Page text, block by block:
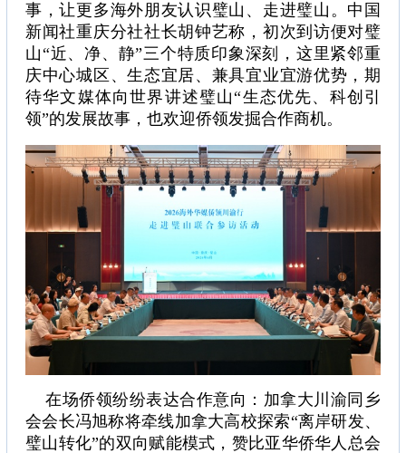
事，让更多海外朋友认识璧山、走进璧山。中国
新闻社重庆分社社长胡钟艺称，初次到访便对璧
山“近、净、静”三个特质印象深刻，这里紧邻重
庆中心城区、生态宜居、兼具宜业宜游优势，期
待华文媒体向世界讲述璧山“生态优先、科创引
领”的发展故事，也欢迎侨领发掘合作商机。
在场侨领纷纷表达合作意向：加拿大川渝同乡
会会长冯旭称将牵线加拿大高校探索“离岸研发、
璧山转化”的双向赋能模式，赞比亚华侨华人总会